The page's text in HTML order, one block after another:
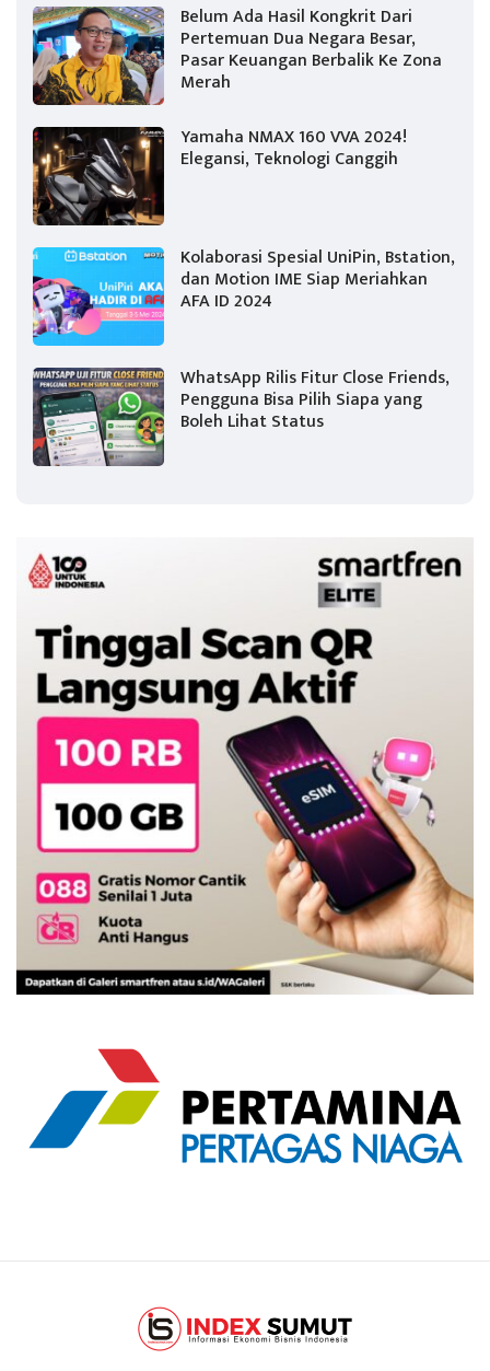
Belum Ada Hasil Kongkrit Dari
Pertemuan Dua Negara Besar,
Pasar Keuangan Berbalik Ke Zona
Merah
Yamaha NMAX 160 VVA 2024!
Elegansi, Teknologi Canggih
Kolaborasi Spesial UniPin, Bstation,
dan Motion IME Siap Meriahkan
AFA ID 2024
WhatsApp Rilis Fitur Close Friends,
Pengguna Bisa Pilih Siapa yang
Boleh Lihat Status